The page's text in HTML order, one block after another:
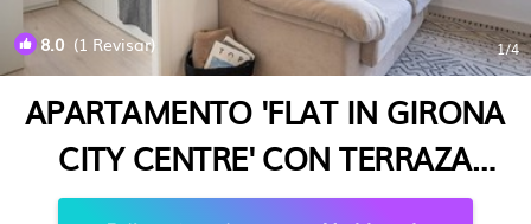
8.0 (1 Revisar) 1/4
APARTAMENTO 'FLAT IN GIRONA
CITY CENTRE' CON TERRAZA
COMPARTIDA Y AIRE